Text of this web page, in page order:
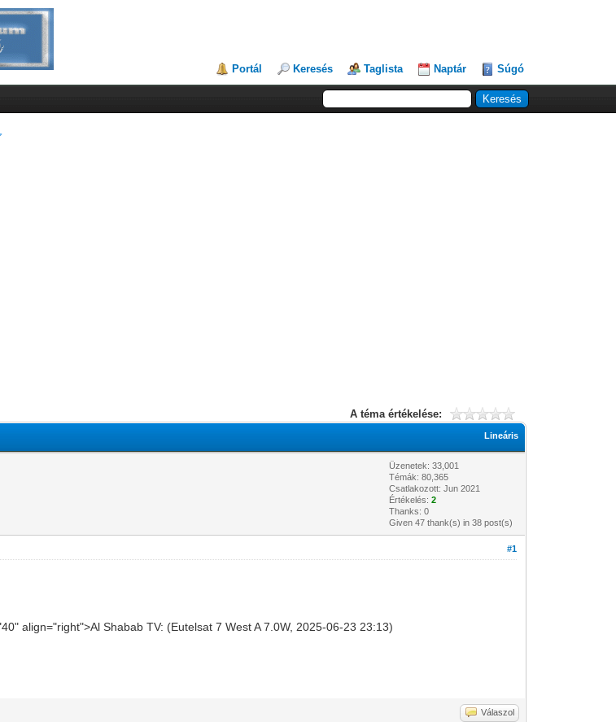
Portál Keresés Taglista Naptár Súgó
A téma értékelése:
Lineáris
Üzenetek: 33,001
Témák: 80,365
Csatlakozott: Jun 2021
Értékelés:2
Thanks: 0
Given 47 thank(s) in 38 post(s)
#1
align="right">Al Shabab TV: (Eutelsat 7 West A 7.0W, 2025-06-23 23:13)
Válaszol